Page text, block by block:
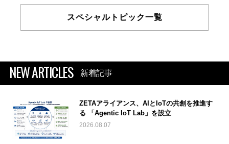
スペシャルトピック一覧
NEW ARTICLES 新着記事
ZETAアライアンス、AIとIoTの共創を推進す
る 「Agentic IoT Lab」を設立
2026.08.07